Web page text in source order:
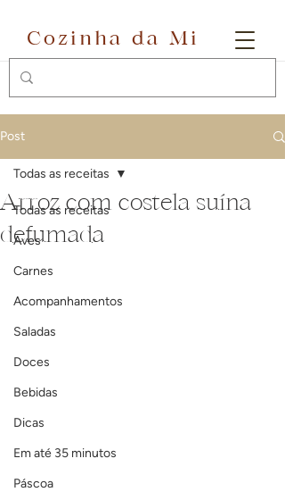
Cozinha da Mi
Post
Todas as receitas
Aves
Carnes
Acompanhamentos
Saladas
Doces
Bebidas
Dicas
Em até 35 minutos
Páscoa
Todas as receitas
Arroz com costela suína
defumada